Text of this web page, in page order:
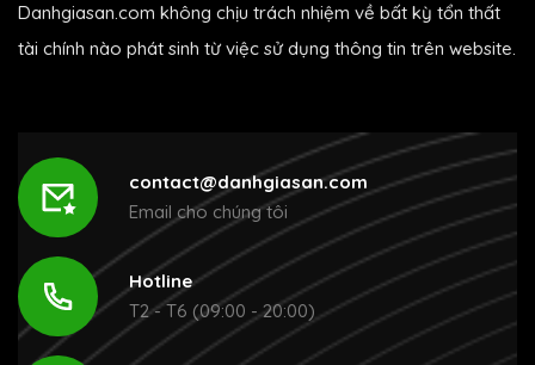
Danhgiasan.com không chịu trách nhiệm về bất kỳ tổn thất
tài chính nào phát sinh từ việc sử dụng thông tin trên website.
contact@danhgiasan.com
Email cho chúng tôi
Hotline
T2 - T6 (09:00 - 20:00)